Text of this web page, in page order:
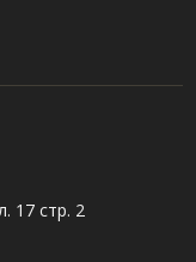
17 стр. 2